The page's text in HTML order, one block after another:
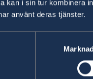
kan i sin tur kombinera
använt deras tjänster.